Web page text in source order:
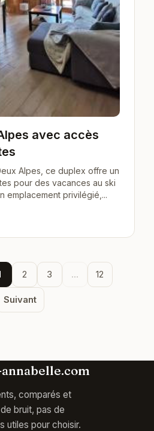
avec accès
Alpes, ce duplex offre un
pour des vacances au ski
emplacement privilégié,...
2 3 ... 12
Suivant
comparés et
bruit, pas de
utiles pour choisir.